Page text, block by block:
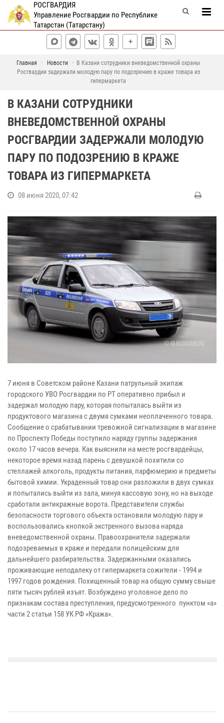
РОСГВАРДИЯ
Управление Росгвардии по Республике
Татарстан (Татарстану)
Главная Новости
В Казани сотрудники вневедомственной охраны
Росгвардии задержали молодую пару по подозрению в краже товара из
гипермаркета
В КАЗАНИ СОТРУДНИКИ
ВНЕВЕДОМСТВЕННОЙ ОХРАНЫ
РОСГВАРДИИ ЗАДЕРЖАЛИ МОЛОДУЮ
ПАРУ ПО ПОДОЗРЕНИЮ В КРАЖЕ
ТОВАРА ИЗ ГИПЕРМАРКЕТА
08 июня 2020, 07:42
7 июня в Советском районе Казани патрульный экипаж
городского УВО Росгвардии по РТ оперативно прибыл и
задержал молодую пару, которая попыталась выйти из
продуктового магазина с двумя сумками неоплаченного товара.
Сообщение о срабатывании тревожной сигнализации в магазине
по Проспекту Победы поступило наряду группы задержания
около 17 часов вечера. Как выяснили на месте росгвардейцы,
некоторое время назад парень с девушкой похитили со
стеллажей алкоголь, продукты питания, парфюмерию и предметы
бытовой химии. Украденный товар они разложили в двух сумках
и попытались выйти из зала, минуя кассовую зону, но на выходе
сработали антикражные ворота. Представители службы
безопасности торгового объекта остановили молодую пару и
воспользовались кнопкой экстренного вызова наряда
вневедомственной охраны. Правоохранители задержали
подозреваемых в краже и передали полицейским для
дальнейшего разбирательства. Задержанными оказались
проживающие неподалеку от гипермаркета сожители - 1994 и
1997 годов рождения. Похищенный товар на общую сумму свыше
пяти тысяч рублей изъят. Возбуждено уголовное дело по
признакам состава преступления, предусмотренного пунктом «а»
части 2 статьи 158 УК РФ «Кража».